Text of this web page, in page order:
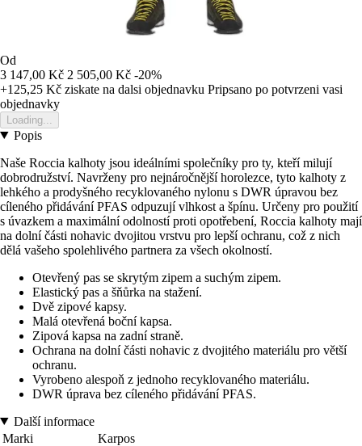
Od
3 147,00 Kč 2 505,00 Kč -20%
+125,25 Kč ziskate na dalsi objednavku Pripsano po potvrzeni vasi
objednavky
Loading...
Popis
Naše Roccia kalhoty jsou ideálními společníky pro ty, kteří milují
dobrodružství. Navrženy pro nejnáročnější horolezce, tyto kalhoty z
lehkého a prodyšného recyklovaného nylonu s DWR úpravou bez
cíleného přidávání PFAS odpuzují vlhkost a špínu. Určeny pro použití
s úvazkem a maximální odolností proti opotřebení, Roccia kalhoty mají
na dolní části nohavic dvojitou vrstvu pro lepší ochranu, což z nich
dělá vašeho spolehlivého partnera za všech okolností.
Otevřený pas se skrytým zipem a suchým zipem.
Elastický pas a šňůrka na stažení.
Dvě zipové kapsy.
Malá otevřená boční kapsa.
Zipová kapsa na zadní straně.
Ochrana na dolní části nohavic z dvojitého materiálu pro větší
ochranu.
Vyrobeno alespoň z jednoho recyklovaného materiálu.
DWR úprava bez cíleného přidávání PFAS.
Další informace
Marki
Karpos